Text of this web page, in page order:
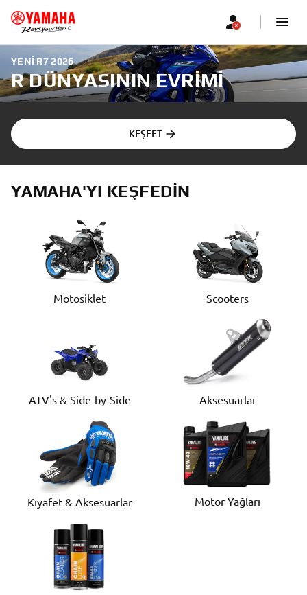
YENI R7 2026
R DÜNYASININ EVRIMI
KEŞFET
YAMAHA'YI KEŞFEDIN
Motosiklet Scooters
ATV's & Side-by-Side Aksesuarlar
Kıyafet & Aksesuarlar Motor Yağları